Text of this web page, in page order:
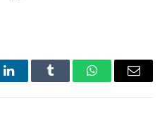
LinkedInTumblr WhatsApp
E-